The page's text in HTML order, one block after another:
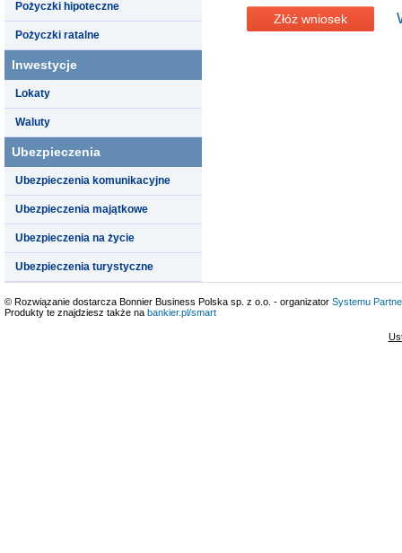
Pożyczki hipoteczne
Pożyczki ratalne
Inwestycje
Lokaty
Waluty
Ubezpieczenia
Ubezpieczenia komunikacyjne
Ubezpieczenia majątkowe
Ubezpieczenia na życie
Ubezpieczenia turystyczne
Złóż wniosek
© Rozwiązanie dostarcza Bonnier Business Polska sp. z o.o. - organizator Systemu
Produkty te znajdziesz także na bankier.pl/smart